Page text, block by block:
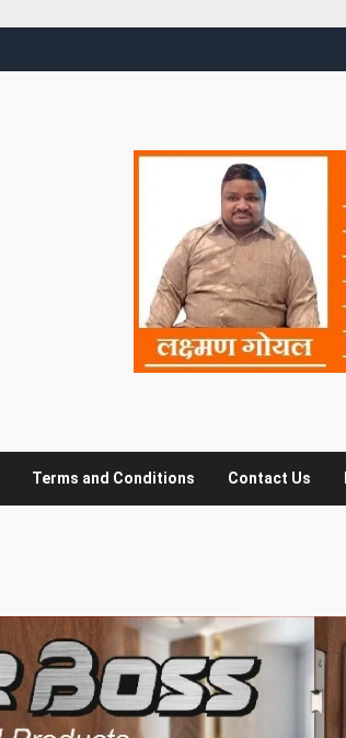
Terms and Conditions Contact Us